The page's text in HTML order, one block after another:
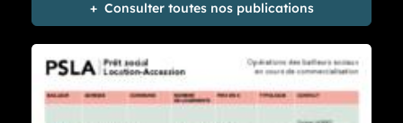
Consulter toutes nos publications